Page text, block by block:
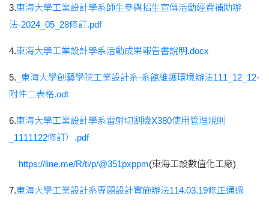
3.東海大學工業設計學系師生參與招生宣傳活動經費補助辦
法-2024_05_28修訂.pdf
4.東海大學工業設計學系活動成果報告書說明.docx
5. _東海大學創藝學院工業設計系-系館維護環境辦法111_12_12-
附件二表格.odt
6.東海大學工業設計學系雷射切割機X380使用管理規則
_1111122修訂）.pdf
https://line.me/R/ti/p/@351pxppm(東海工設數值化工廠)
7.東海大學工業設計系專題設計實施辦法114.03.19修正通過